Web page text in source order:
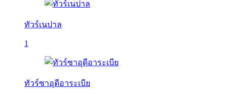
ทัวร์เนปาล
1
ทัวร์ซาอุดีอาระเบีย